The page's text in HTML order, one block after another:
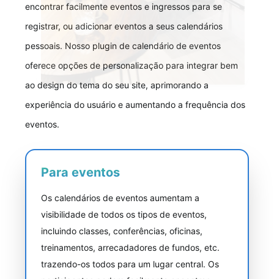
encontrar facilmente eventos e ingressos para se
registrar, ou adicionar eventos a seus calendários
pessoais. Nosso plugin de calendário de eventos
oferece opções de personalização para integrar bem
ao design do tema do seu site, aprimorando a
experiência do usuário e aumentando a frequência dos
eventos.
Para eventos
Os calendários de eventos aumentam a
visibilidade de todos os tipos de eventos,
incluindo classes, conferências, oficinas,
treinamentos, arrecadadores de fundos, etc.
trazendo-os todos para um lugar central. Os